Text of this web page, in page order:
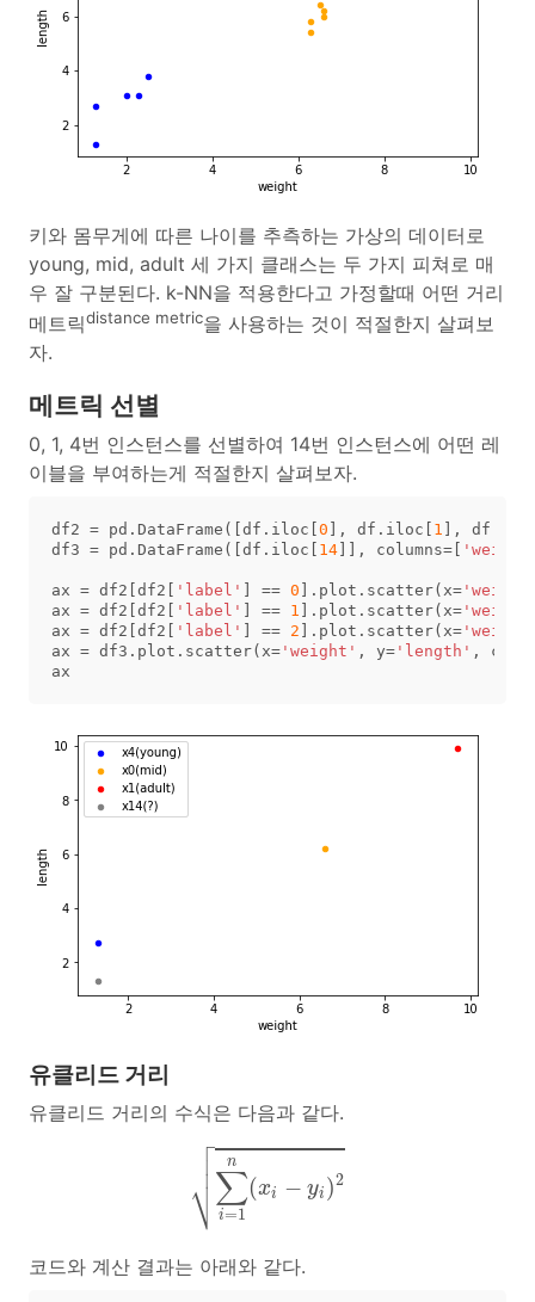
키와 몸무게에 따른 나이를 추측하는 가상의 데이터로
young, mid, adult 세 가지 클래스는 두 가지 피쳐로 매
우 잘 구분된다. k-NN을 적용한다고 가정할때 어떤 거리
메트릭distance metric을 사용하는 것이 적절한지 살펴보
자.
메트릭 선별
0, 1, 4번 인스턴스를 선별하여 14번 인스턴스에 어떤 레
이블을 부여하는게 적절한지 살펴보자.
df2 = pd . DataFrame ([df . iloc [0 ], df . iloc 1 ], df
df3
= pd . DataFrame ([df . iloc 14 ]], columns=
ax = df2 [df2 'label' == 0 ]. plot . scatter( x=
ax
= df2 [df2 'label' == 1 ]. plot . scatter( x=
ax
= df2 [df2 'label' == 2 ]. plot . scatter( x=
ax
= df3 . plot . scatter( x= 'weight' , y= 'length' , c
ax
유클리드 거리
유클리드 거리의 수식은 다음과 같다.



⎷
n
∑
i=1
(xi − yi )2
∑i=1n(xi−yi)2
코드와 계산 결과는 아래와 같다.